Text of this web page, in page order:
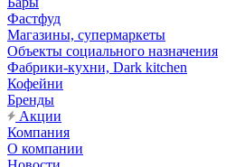
Фастфуд
Магазины, супермаркеты
Объекты социального назначения
Фабрики-кухни, Dark kitchen
Кофейни
Бренды
Акции
Компания
О компании